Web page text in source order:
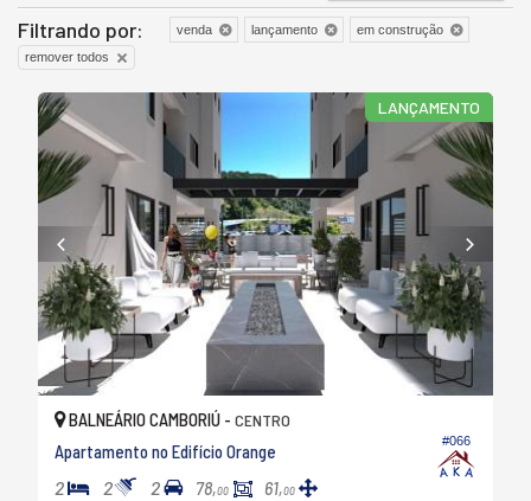
Filtrando por: venda lançamento
em construção
remover todos
LANÇAMENTO
#066
BALNEÁRIO CAMBORIÚ - CENTRO
Apartamento no Edifício Orange
2 2 2 78,00 61,00